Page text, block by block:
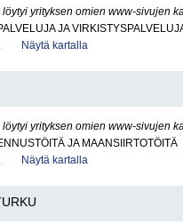
yrityksen omien www-sivujen
JA
Näytä kartalla
yrityksen omien www-sivujen
JA MAANSIIRTOTÖITÄ
Näytä kartalla